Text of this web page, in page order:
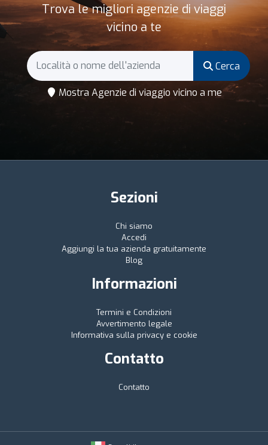
Trova le migliori agenzie di viaggi
vicino a te
Cerca
Mostra Agenzie di viaggio vicino a me
Sezioni
Chi siamo
Accedi
Aggiungi la tua azienda gratuitamente
Blog
Informazioni
Termini e Condizioni
Avvertimento legale
Informativa sulla privacy e cookie
Contatto
Contatto